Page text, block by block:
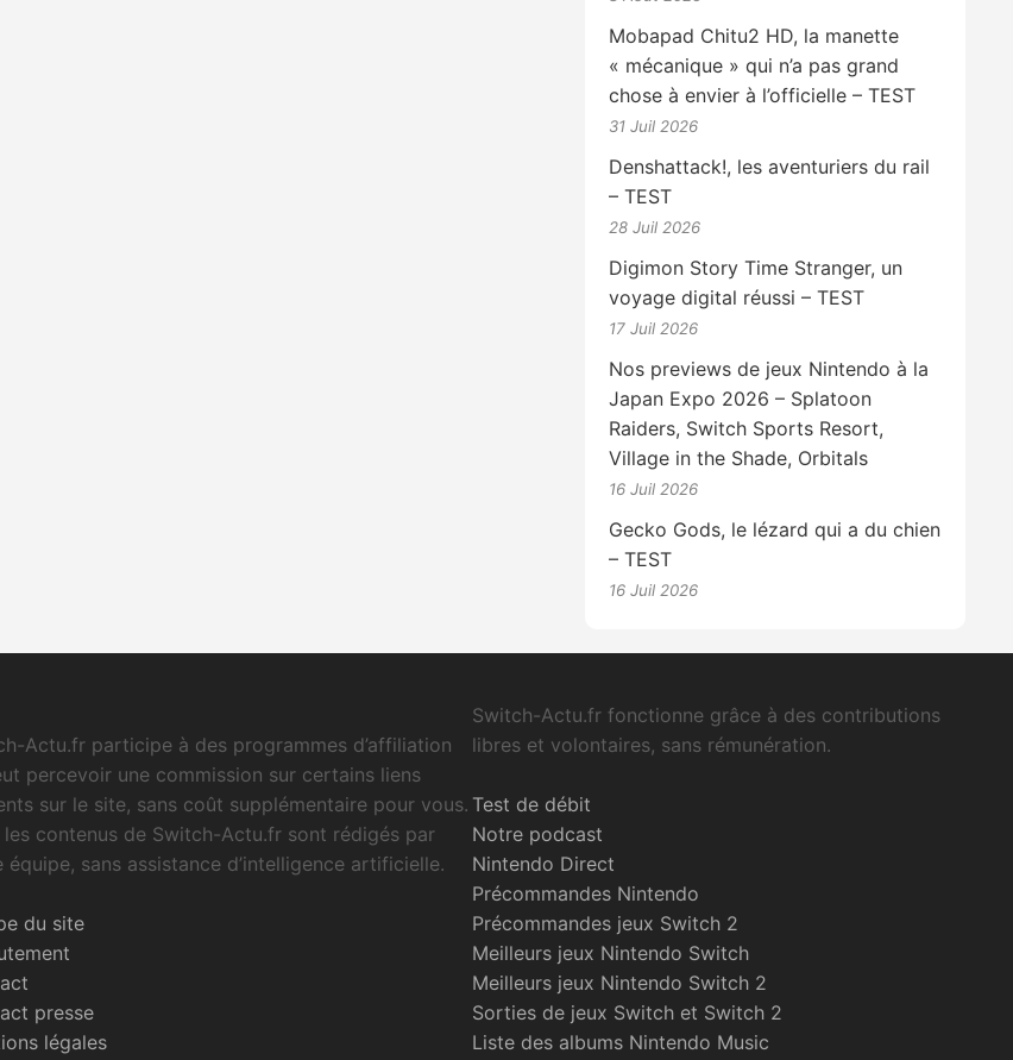
Mobapad Chitu2 HD, la manette
« mécanique » qui n’a pas grand
chose à envier à l’officielle – TEST
31 Juil 2026
Denshattack!, les aventuriers du rail
– TEST
28 Juil 2026
Digimon Story Time Stranger, un
voyage digital réussi – TEST
17 Juil 2026
Nos previews de jeux Nintendo à la
Japan Expo 2026 – Splatoon
Raiders, Switch Sports Resort,
Village in the Shade, Orbitals
16 Juil 2026
Gecko Gods, le lézard qui a du chien
– TEST
16 Juil 2026
Actu.fr participe à des programmes d’affiliation
percevoir une commission sur certains liens
sur le site, sans coût supplémentaire pour vous.
les contenus de Switch-Actu.fr sont rédigés par
équipe, sans assistance d’intelligence artificielle.
du site
presse
légales
Switch-Actu.fr fonctionne grâce à des contributions
libres et volontaires, sans rémunération.
Test de débit
Notre podcast
Nintendo Direct
Précommandes Nintendo
Précommandes jeux Switch 2
Meilleurs jeux Nintendo Switch
Meilleurs jeux Nintendo Switch 2
Sorties de jeux Switch et Switch 2
Liste des albums Nintendo Music